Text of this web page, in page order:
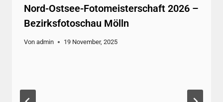
Nord-Ostsee-Fotomeisterschaft 2026 –
Bezirksfotoschau Mölln
Von admin 19 November, 2025